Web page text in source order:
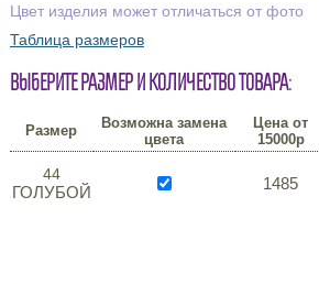
Цвет изделия может отличаться от фото
Таблица размеров
Выберите размер и количество товара:
Размер
Возможна замена
цвета
Цена от
15000р
44
ГОЛУБОЙ 1485